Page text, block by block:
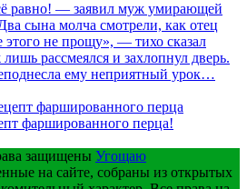
равно! — заявил муж умирающей
сына молча смотрели, как отец
этого не прощу», — тихо сказал
рассмеялся и захлопнул дверь.
ему неприятный урок…
фаршированного перца!
защищены Угощаю
на сайте, собраны из открытых